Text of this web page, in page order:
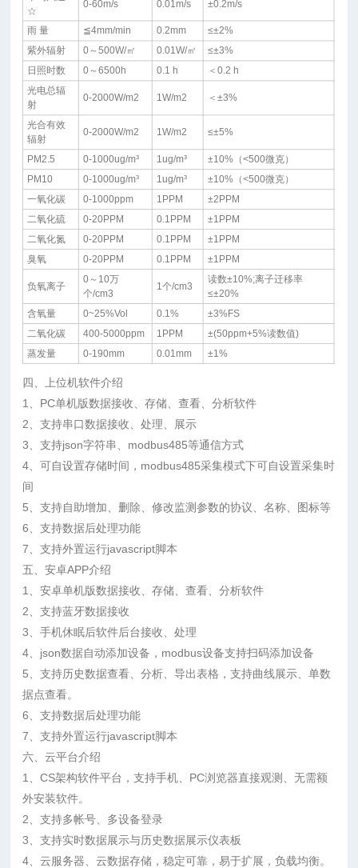
☆
0-60m/s 0.01m/s ±0.2m/s
雨 量 ≦4mm/min 0.2mm ≤±2%
紫外辐射 0～500W/㎡ 0.01W/㎡
≤±3%
日照时数
0～6500h 0.1 h
＜0.2 h
光电总辐
射
0-2000W/m2 1W/m2 ＜±3%
光合有效
辐射
0-2000W/m2 1W/m2 ≤±5%
PM2.5 0-1000ug/m³ 1ug/m³ ±10%（<500微克）
PM10 0-1000ug/m³ 1ug/m³
±10%（<500微克）
一氧化碳
0-1000ppm 1PPM ±2PPM
二氧化硫 0-20PPM 0.1PPM ±1PPM
二氧化氮 0-20PPM 0.1PPM
±1PPM
臭氧
0-20PPM 0.1PPM ±1PPM
负氧离子
0～10万
个/cm3
1个/cm3
读数±10%;离子迁移率
≤±20%
含氧量
0~25%Vol 0.1%
±3%FS
二氧化碳
400-5000ppm 1PPM
±(50ppm+5%读数值)
蒸发量
0-190mm 0.01mm ±1%
四、上位机软件介绍
1、PC单机版数据接收、存储、查看、分析软件
2、支持串口数据接收、处理、展示
3、支持json字符串、modbus485等通信方式
4、可自设置存储时间，modbus485采集模式下可自设置采集时
间
5、支持自助增加、删除、修改监测参数的协议、名称、图标等
6、支持数据后处理功能
7、支持外置运行javascript脚本
五、安卓APP介绍
1、安卓单机版数据接收、存储、查看、分析软件
2、支持蓝牙数据接收
3、手机休眠后软件后台接收、处理
4、json数据自动添加设备，modbus设备支持扫码添加设备
5、支持历史数据查看、分析、导出表格，支持曲线展示、单数
据点查看。
6、支持数据后处理功能
7、支持外置运行javascript脚本
六、云平台介绍
1、CS架构软件平台，支持手机、PC浏览器直接观测、无需额
外安装软件。
2、支持多帐号、多设备登录
3、支持实时数据展示与历史数据展示仪表板
4、云服务器、云数据存储，稳定可靠，易于扩展，负载均衡。